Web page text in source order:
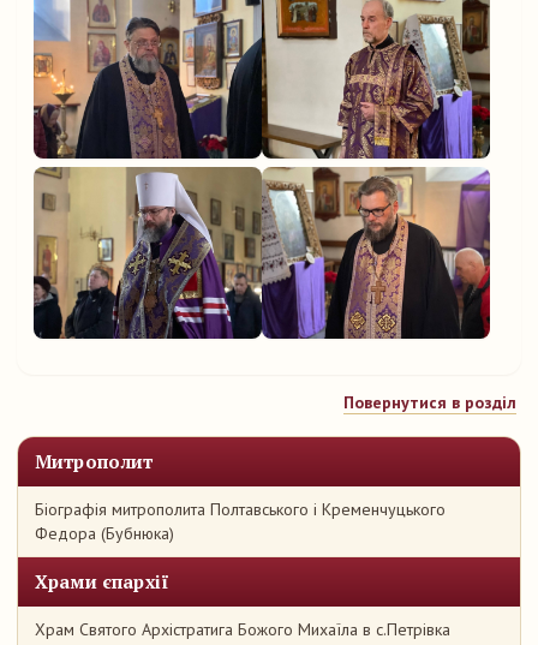
Митрополит
Біографія митрополита Полтавського і Кременчуцького
Федора (Бубнюка)
Храми єпархії
Храм Святого Архістратига Божого Михаїла в с.Петрівка
Повернутися в розділ